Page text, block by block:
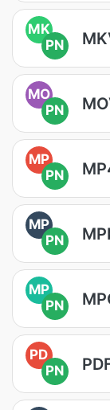
MK
PN
MO
PN
MP
PN
MP
PN
MP
PN
PD
PN